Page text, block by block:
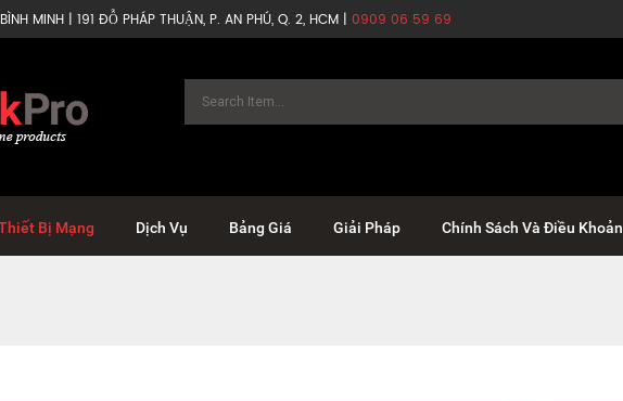
MINH | 191 ĐỖ PHÁP THUẬN, P. AN PHÚ, Q. 2, HCM | 0909 06 59 69
Bị Mạng Dịch Vụ Bảng Giá Giải Pháp Chính Sách Và Điều Khoản